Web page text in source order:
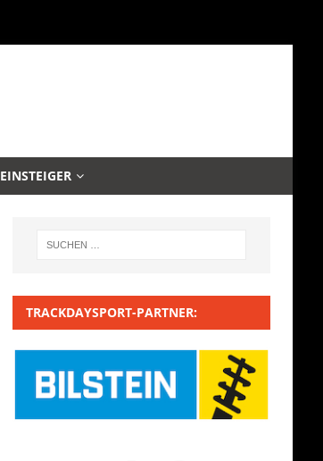
EINSTEIGER
TRACKDAYSPORT-PARTNER: